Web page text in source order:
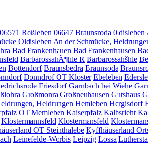
06571 Roßleben 06647 Braunsroda 0ldisleben
Oldisleben An der Schmücke,
Bad Frankenhauen Bad Frankenhausen
BarbarossahÃ¶hle R Barbarossahšhle
Bottendorf Braunsbedra Braunsoda
Donndrof OT Kloster Ebeleben
Friesdorf Garnbach bei Wiehe
Großmonra Großneuhausen Gutshaus
Heldrungen Hemleben Hergisdorf
OT Memleben Kaiserpfalz Kalbsrieht
Klostermannsfeld Klostermansfeld
OT Steinthalebe Kyffhäuserland
Leinefelde-Worbis Leipzig Lossa